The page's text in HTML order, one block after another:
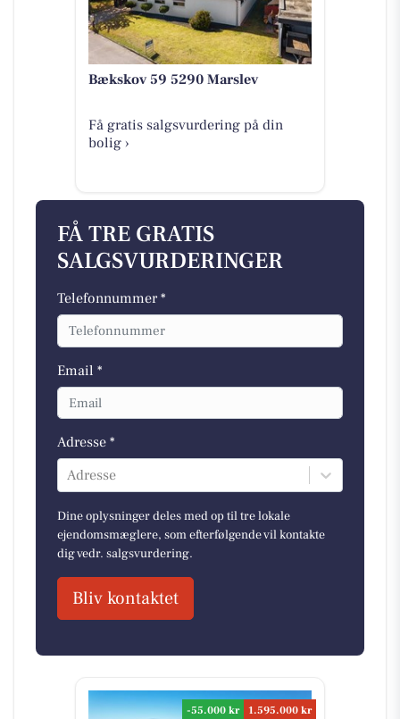
Bækskov 59 5290 Marslev
Få gratis salgsvurdering på din
bolig ›
FÅ TRE GRATIS
SALGSVURDERINGER
Telefonnummer *
Email *
Adresse *
Adresse
Dine oplysninger deles med op til tre lokale
ejendomsmæglere, som efterfølgende vil kontakte
dig vedr. salgsvurdering.
Bliv kontaktet
-55.000 kr
1.595.000 kr